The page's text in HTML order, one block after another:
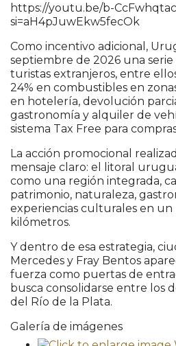
https://youtu.be/b-
si=aH4pJuwEkw5fecOk
Como incentivo adicional,
septiembre de 2026 una
turistas extranjeros, entre
24% en combustibles en
en hotelería, devolución
gastronomía y alquiler de
sistema Tax Free para
La acción promocional
mensaje claro: el litoral
como una región integrada,
patrimonio, naturaleza,
experiencias culturales en un
kilómetros.
Y dentro de esa estrategia,
Mercedes y Fray Bentos
fuerza como puertas de
busca consolidarse entre los
del Río de la Plata.
Galería de imágenes